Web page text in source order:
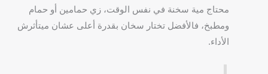
محتاج مية سخنة في نفس الوقت، زي حمامين أو حمام
ومطبخ، فالأفضل تختار سخان بقدرة أعلى عشان ميتأثرش
الأداء.